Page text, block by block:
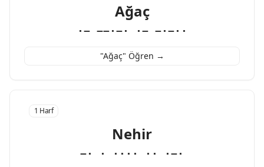
Ağaç
·− −−·−· ·− −·−··
"Ağaç" Öğren →
1 Harf
Nehir
−· · ···· ·· ·−·